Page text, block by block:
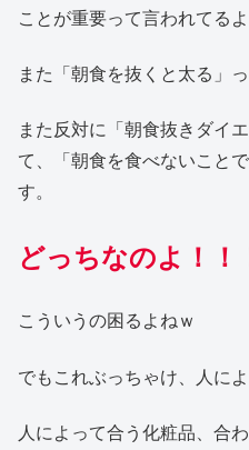
ことが重要って言われてるよ
また「朝食を抜くと太る」
また反対に「朝食抜きダイ
て、「朝食を食べないこと
す。
どっちなのよ！！
こういうの困るよねｗ
でもこれぶっちゃけ、人によ
人によって合う化粧品、合